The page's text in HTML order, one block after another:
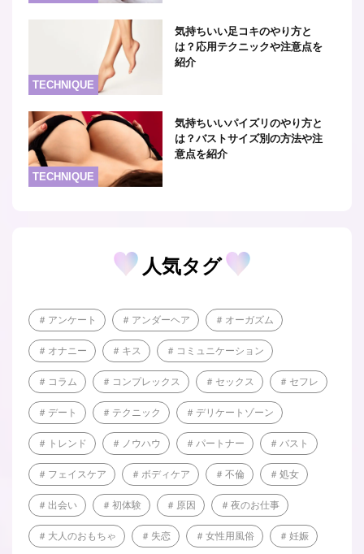
TECHNIQUE
気持ちいい足コキのやり方と
は？応用テクニックや注意点を
紹介
TECHNIQUE
気持ちいいパイズリのやり方と
は？バストサイズ別の方法や注
意点を紹介
人気タグ
アンケート アンダーヘア オーガズム
オナニー キス コミュニケーション
コラム コンプレックス セックス セフレ
デート テクニック デリケートゾーン
トレンド ノウハウ パートナー バスト
フェイスケア ボディケア 不倫 処女
出会い 初体験 原因 夜のお仕事
大人のおもちゃ 失恋 女性用風俗 妊娠